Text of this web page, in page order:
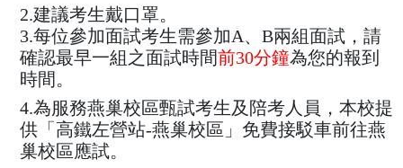
​2.建議考生戴口罩。
​3.每位參加面試考生需參加A、B兩組面試，請
確認最早一組之面試時間前30分鐘為您的報到
時間。
4.為服務燕巢校區甄試考生及陪考人員，本校提
供「高鐵左營站-燕巢校區」免費接駁車前往燕
巢校區應試。